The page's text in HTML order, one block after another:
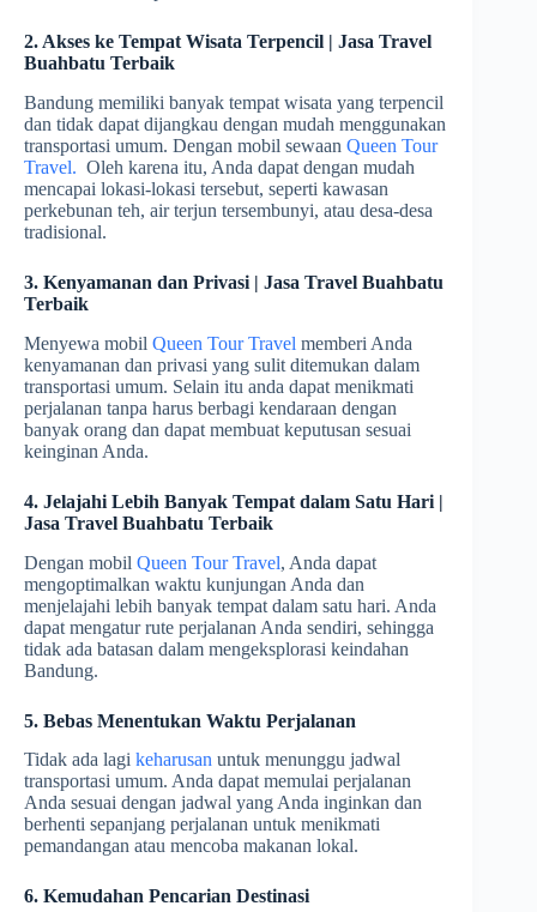
2. Akses ke Tempat Wisata Terpencil | Jasa Travel
Buahbatu Terbaik
Bandung memiliki banyak tempat wisata yang terpencil
dan tidak dapat dijangkau dengan mudah menggunakan
transportasi umum. Dengan mobil sewaan Queen Tour
Travel. Oleh karena itu, Anda dapat dengan mudah
mencapai lokasi-lokasi tersebut, seperti kawasan
perkebunan teh, air terjun tersembunyi, atau desa-desa
tradisional.
3. Kenyamanan dan Privasi | Jasa Travel Buahbatu
Terbaik
Menyewa mobil Queen Tour Travel memberi Anda
kenyamanan dan privasi yang sulit ditemukan dalam
transportasi umum. Selain itu anda dapat menikmati
perjalanan tanpa harus berbagi kendaraan dengan
banyak orang dan dapat membuat keputusan sesuai
keinginan Anda.
4. Jelajahi Lebih Banyak Tempat dalam Satu Hari |
Jasa Travel Buahbatu Terbaik
Dengan mobil Queen Tour Travel, Anda dapat
mengoptimalkan waktu kunjungan Anda dan
menjelajahi lebih banyak tempat dalam satu hari. Anda
dapat mengatur rute perjalanan Anda sendiri, sehingga
tidak ada batasan dalam mengeksplorasi keindahan
Bandung.
5. Bebas Menentukan Waktu Perjalanan
Tidak ada lagi keharusan untuk menunggu jadwal
transportasi umum. Anda dapat memulai perjalanan
Anda sesuai dengan jadwal yang Anda inginkan dan
berhenti sepanjang perjalanan untuk menikmati
pemandangan atau mencoba makanan lokal.
6. Kemudahan Pencarian Destinasi